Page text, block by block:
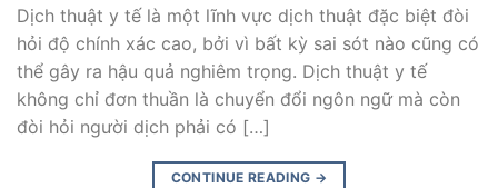
Dịch thuật y tế là một lĩnh vực dịch thuật đặc biệt đòi
hỏi độ chính xác cao, bởi vì bất kỳ sai sót nào cũng có
thể gây ra hậu quả nghiêm trọng. Dịch thuật y tế
không chỉ đơn thuần là chuyển đổi ngôn ngữ mà còn
đòi hỏi người dịch phải có […]
CONTINUE READING →